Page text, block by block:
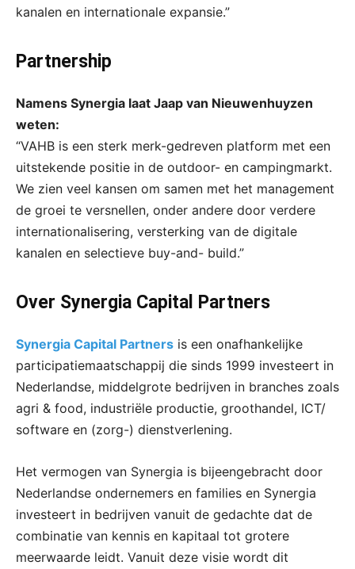
kanalen en internationale expansie.”
Partnership
Namens Synergia laat Jaap van Nieuwenhuyzen
weten:
“VAHB is een sterk merk-gedreven platform met een
uitstekende positie in de outdoor- en campingmarkt.
We zien veel kansen om samen met het management
de groei te versnellen, onder andere door verdere
internationalisering, versterking van de digitale
kanalen en selectieve buy-and- build.”
Over Synergia Capital Partners
Synergia Capital Partners is een onafhankelijke
participatiemaatschappij die sinds 1999 investeert in
Nederlandse, middelgrote bedrijven in branches zoals
agri & food, industriële productie, groothandel, ICT/
software en (zorg-) dienstverlening.
Het vermogen van Synergia is bijeengebracht door
Nederlandse ondernemers en families en Synergia
investeert in bedrijven vanuit de gedachte dat de
combinatie van kennis en kapitaal tot grotere
meerwaarde leidt. Vanuit deze visie wordt dit